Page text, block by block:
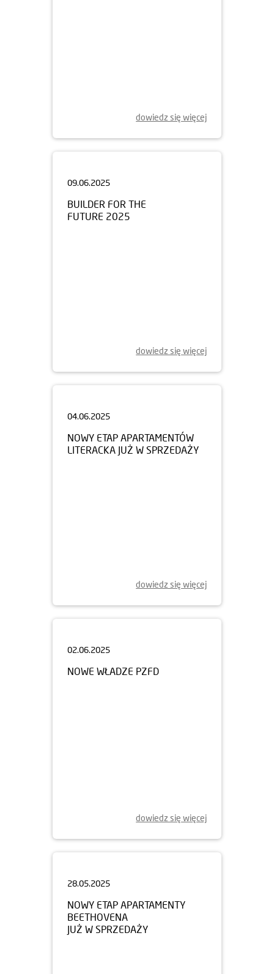
dowiedz się więcej
BUILDER FOR THE
FUTURE 2025
dowiedz się więcej
NOWY ETAP APARTAMENTÓW
LITERACKA JUŻ W SPRZEDAŻY
dowiedz się więcej
NOWE WŁADZE PZFD
dowiedz się więcej
NOWY ETAP APARTAMENTY
BEETHOVENA
JUŻ W SPRZEDAŻY